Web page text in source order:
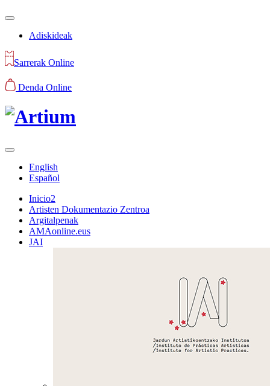
Adiskideak
Sarrerak Online
Denda Online
English
Español
Inicio2
Artisten Dokumentazio Zentroa
Argitalpenak
AMAonline.eus
JAI